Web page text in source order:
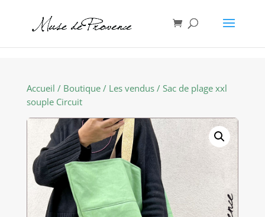
Accueil / Boutique/ Les vendus/ Sac de plage xxl
souple Circuit